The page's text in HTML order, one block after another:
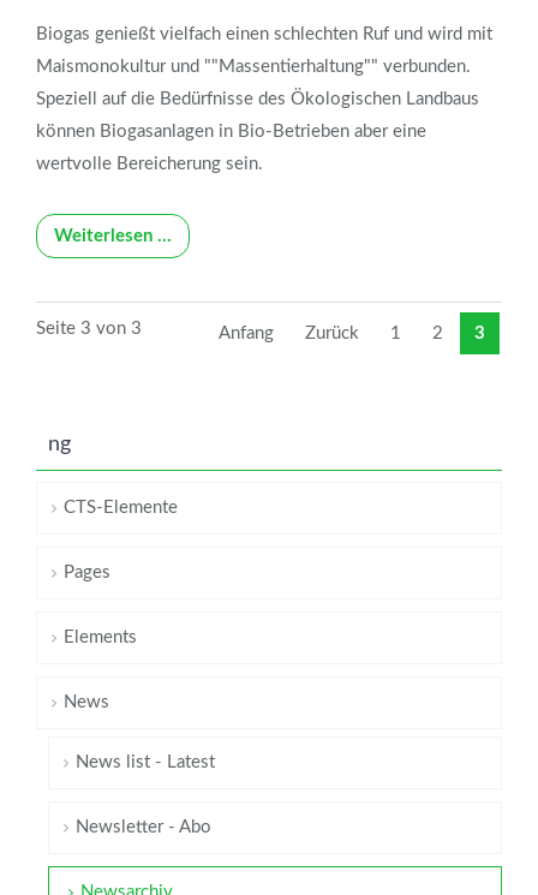
Biogas genießt vielfach einen schlechten Ruf und wird mit
Maismonokultur und ""Massentierhaltung"" verbunden.
Speziell auf die Bedürfnisse des Ökologischen Landbaus
können Biogasanlagen in Bio-Betrieben aber eine
wertvolle Bereicherung sein.
Weiterlesen …
Seite 3 von 3 Anfang Zurück 1 2 3
ng
CTS-Elemente
Pages
Elements
News
News list - Latest
Newsletter - Abo